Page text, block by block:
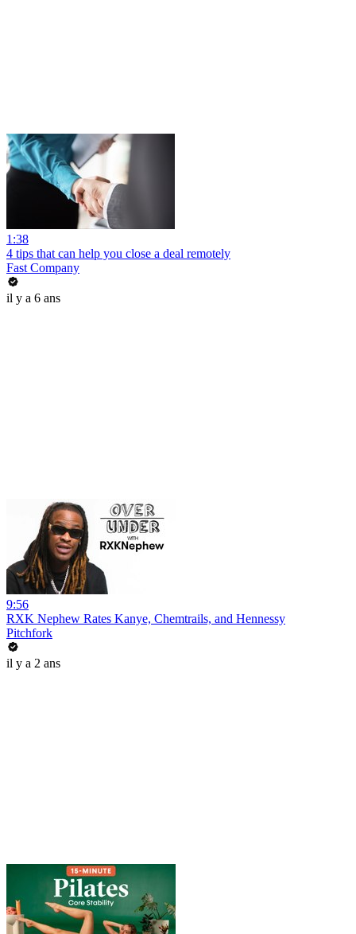
1:38
4 tips that can help you close a deal remotely
Fast Company
il y a 6 ans
9:56
RXK Nephew Rates Kanye, Chemtrails, and Hennessy
Pitchfork
il y a 2 ans